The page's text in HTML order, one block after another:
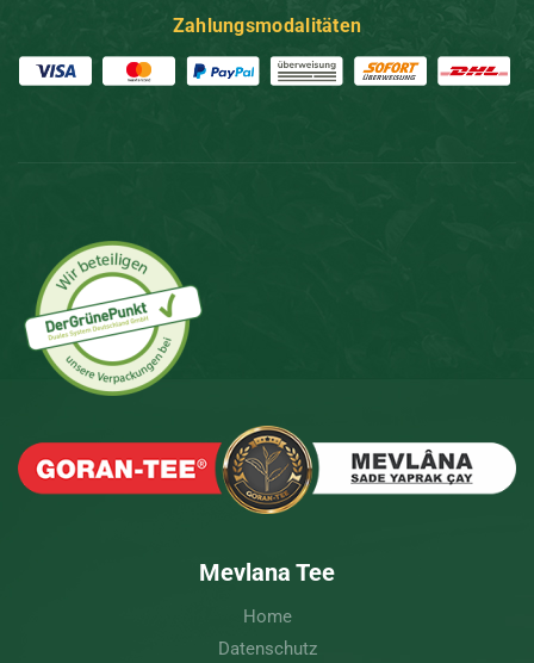
Zahlungsmodalitäten
Mevlana Tee
Home
Datenschutz